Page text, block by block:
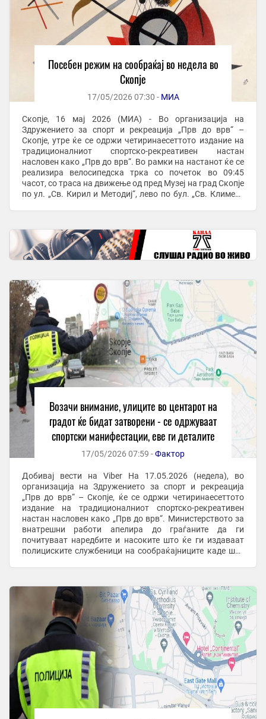
Посебен режим на сообраќај во недела во
Скопје
17/05/2026 07:30 - МИА
Скопје, 16 мај 2026 (МИА) - Во организација на
Здружението за спорт и рекреација „Прв до врв“ –
Скопје, утре ќе се одржи четиринаесеттото издание на
традиционалниот спортско-рекреативен настан
насловен како „Прв до врв“. Во рамки на настанот ќе се
реализира велосипедска трка со почеток во 09:45
часот, со траса на движење од пред Музеј на град Скопје
по ул. „Св. Кирил и Методиј“, лево по бул. „Св. Климент
Возачи внимание, улиците во центарот на
градот ќе бидат затворени - се одржуваат
спортски манифестации, еве ги деталите
17/05/2026 07:59 -Фактор
Добивај вести на Viber На 17.05.2026 (недела), во
организација на Здружението за спорт и рекреација
„Прв до врв“ – Скопје, ќе се одржи четиринаесеттото
издание на традиционалниот спортско-рекреативен
настан насловен како „Прв до врв“. Министерството за
внатрешни работи апелира до граѓаните да ги
почитуваат наредбите и насоките што ќе ги издаваат
полициските службеници на сообраќајниците каде што